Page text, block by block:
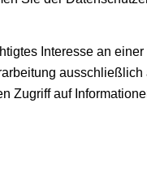
Interesse an
ausschließlich
Zugriff auf